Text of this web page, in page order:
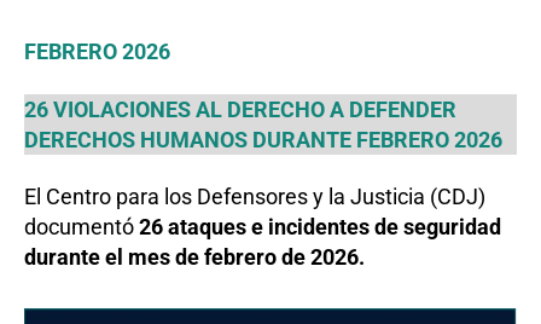
FEBRERO 2026
26 VIOLACIONES AL DERECHO A DEFENDER
DERECHOS HUMANOS DURANTE FEBRERO 2026
El Centro para los Defensores y la Justicia (CDJ)
documentó26 ataques e incidentes de seguridad
durante el mes de febrero de 2026.